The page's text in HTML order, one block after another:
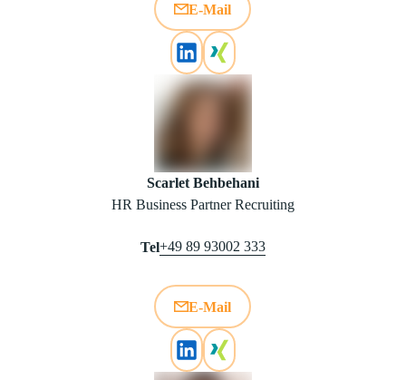
E-Mail
Scarlet Behbehani
HR Business Partner Recruiting
Tel+49 89 93002 333
E-Mail